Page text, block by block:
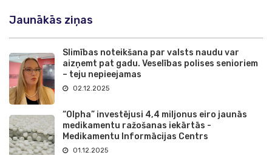
Jaunākās ziņas
Slimības noteikšana par valsts naudu var
aizņemt pat gadu. Veselības polises senioriem
– teju nepieejamas
02.12.2025
“Olpha” investējusi 4,4 miljonus eiro jaunās
medikamentu ražošanas iekārtās -
Medikamentu Informācijas Centrs
01.12.2025